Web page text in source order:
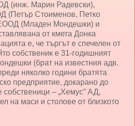
(инж. Марин Радевски),
(Петър Стоименов, Петко
(Младен Мондешки) и
от кмета Донка
е, че търгът е спечелен от
собственик е 31-годишният
(брат на известния адв.
няколко години братята
предприятие, докарано до
– „Хемус” АД,
на маси и столове от близкото